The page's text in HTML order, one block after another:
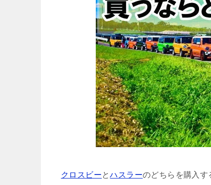
クロスビーとハスラーのどちらを購入す